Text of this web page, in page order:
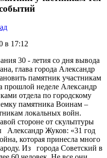
в 17:12
30 - летия со дня вывода
глава города Александр
памятник участникам
прошлой неделе Александр
отдела по городскому
памятника Воинам –
локальных войн.
стороне от скульптуры
Александр Жуков: «31 год
которая принесла много
Из города Советский в